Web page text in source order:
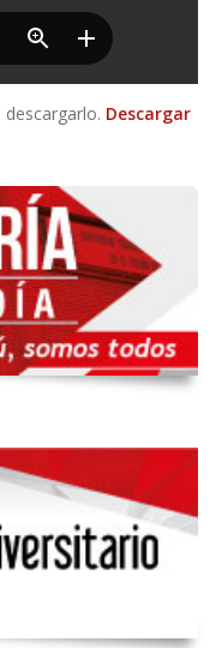
Descargar